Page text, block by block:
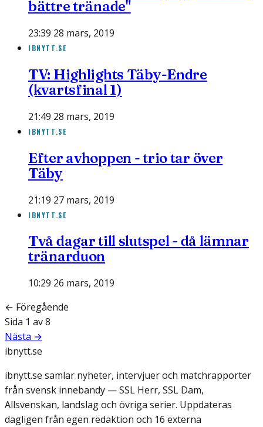
bättre tränade"
23:39 28 mars, 2019
IBNYTT.SE
TV: Highlights Täby-Endre
(kvartsfinal 1)
21:49 28 mars, 2019
IBNYTT.SE
Efter avhoppen - trio tar över
Täby
21:19 27 mars, 2019
IBNYTT.SE
Två dagar till slutspel - då lämnar
tränarduon
10:29 26 mars, 2019
← Föregående
Sida 1 av8
Nästa →
ibnytt.se
ibnytt.se samlar nyheter, intervjuer och matchrapporter
från svensk innebandy — SSL Herr, SSL Dam,
Allsvenskan, landslag och övriga serier. Uppdateras
dagligen från egen redaktion och 16 externa